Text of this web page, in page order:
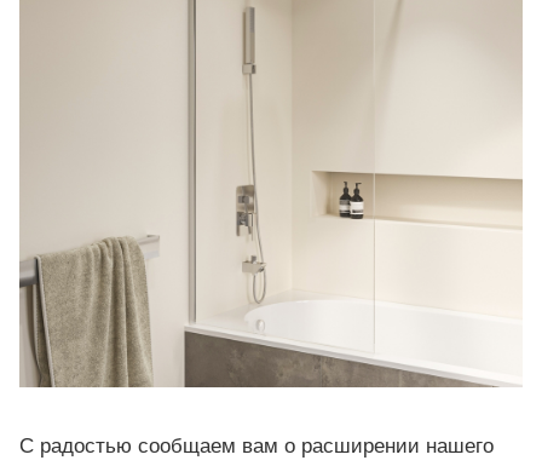
С радостью сообщаем вам о расширении нашего